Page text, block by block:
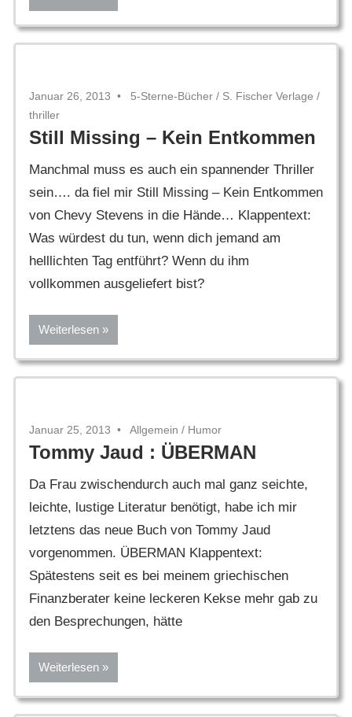
Januar 26, 2013 5-Sterne-Bücher / S. Fischer Verlage /
thriller
Still Missing – Kein Entkommen
Manchmal muss es auch ein spannender Thriller
sein…. da fiel mir Still Missing – Kein Entkommen
von Chevy Stevens in die Hände… Klappentext:
Was würdest du tun, wenn dich jemand am
helllichten Tag entführt? Wenn du ihm
vollkommen ausgeliefert bist?
Weiterlesen
Januar 25, 2013 Allgemein / Humor
Tommy Jaud : ÜBERMAN
Da Frau zwischendurch auch mal ganz seichte,
leichte, lustige Literatur benötigt, habe ich mir
letztens das neue Buch von Tommy Jaud
vorgenommen. ÜBERMAN Klappentext:
Spätestens seit es bei meinem griechischen
Finanzberater keine leckeren Kekse mehr gab zu
den Besprechungen, hätte
Weiterlesen